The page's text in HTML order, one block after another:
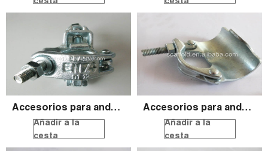
Accesorios para andamios
Añadir a la
cesta
Accesorios para andamios
Añadir a la
cesta